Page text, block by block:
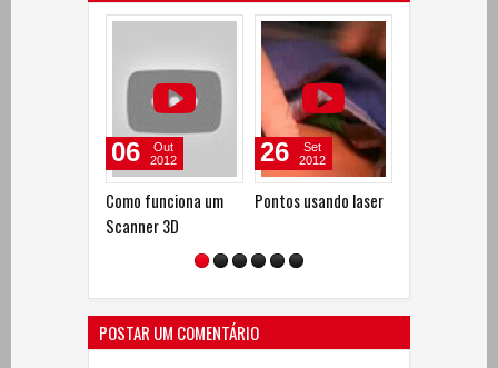
Como funciona um
Scanner 3D
06
Out
2012
Pontos usando laser
26
Set
2012
POSTAR UM COMENTÁRIO